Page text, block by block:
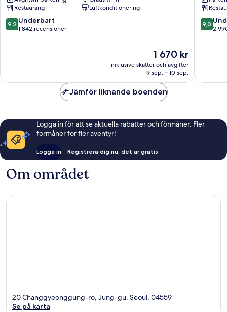
MYEONGDONG
Jung
Restaurang
Luftkonditionering
9.2
av
9,2 Underbart
1 842 recensioner
Priset
1 670 kr
1 670 kr
inklusive skatter och avgifter
9 sep. – 10 sep.
dong
9.0
av
9,0
2
Jämför liknande boenden
Logga in för att se aktuella rabatter och förmåner. Fler
förmåner för fler äventyr!
Logga in Registrera dig nu, det är gratis
Om området
20 Changgyeonggung-ro, Jung-gu, Seoul, 04559
Se på karta